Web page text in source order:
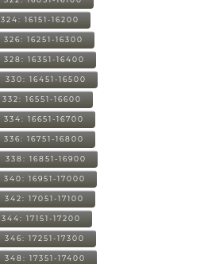
324: 16151-16200
326: 16251-16300
328: 16351-16400
330: 16451-16500
332: 16551-16600
334: 16651-16700
336: 16751-16800
338: 16851-16900
340: 16951-17000
342: 17051-17100
344: 17151-17200
346: 17251-17300
348: 17351-17400